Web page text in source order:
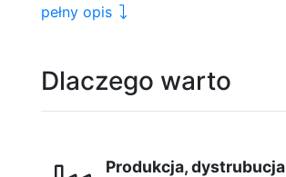
pełny opis
Dlaczego warto
Produkcja, dystrubucja